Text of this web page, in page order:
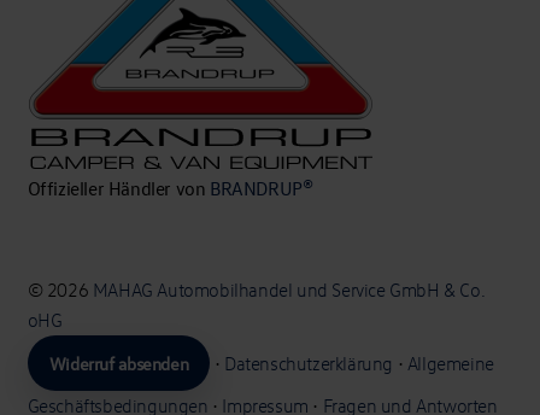
Offizieller Händler von BRANDRUP®
© 2026 MAHAG Automobilhandel und Service GmbH & Co.
oHG
Widerruf absenden
• Datenschutzerklärung • Allgemeine
Geschäftsbedingungen • Impressum • Fragen und Antworten